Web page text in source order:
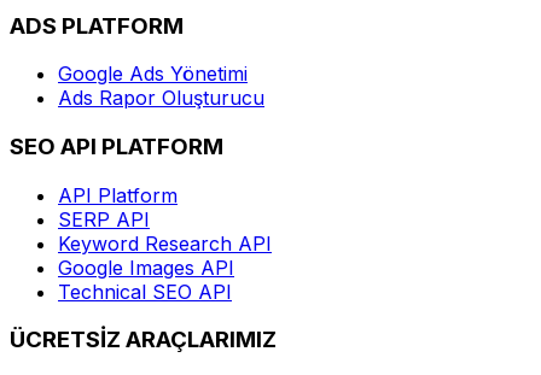
ADS PLATFORM
Google Ads Yönetimi
Ads Rapor Oluşturucu
SEO API PLATFORM
API Platform
SERP API
Keyword Research API
Google Images API
Technical SEO API
ÜCRETSİZ ARAÇLARIMIZ